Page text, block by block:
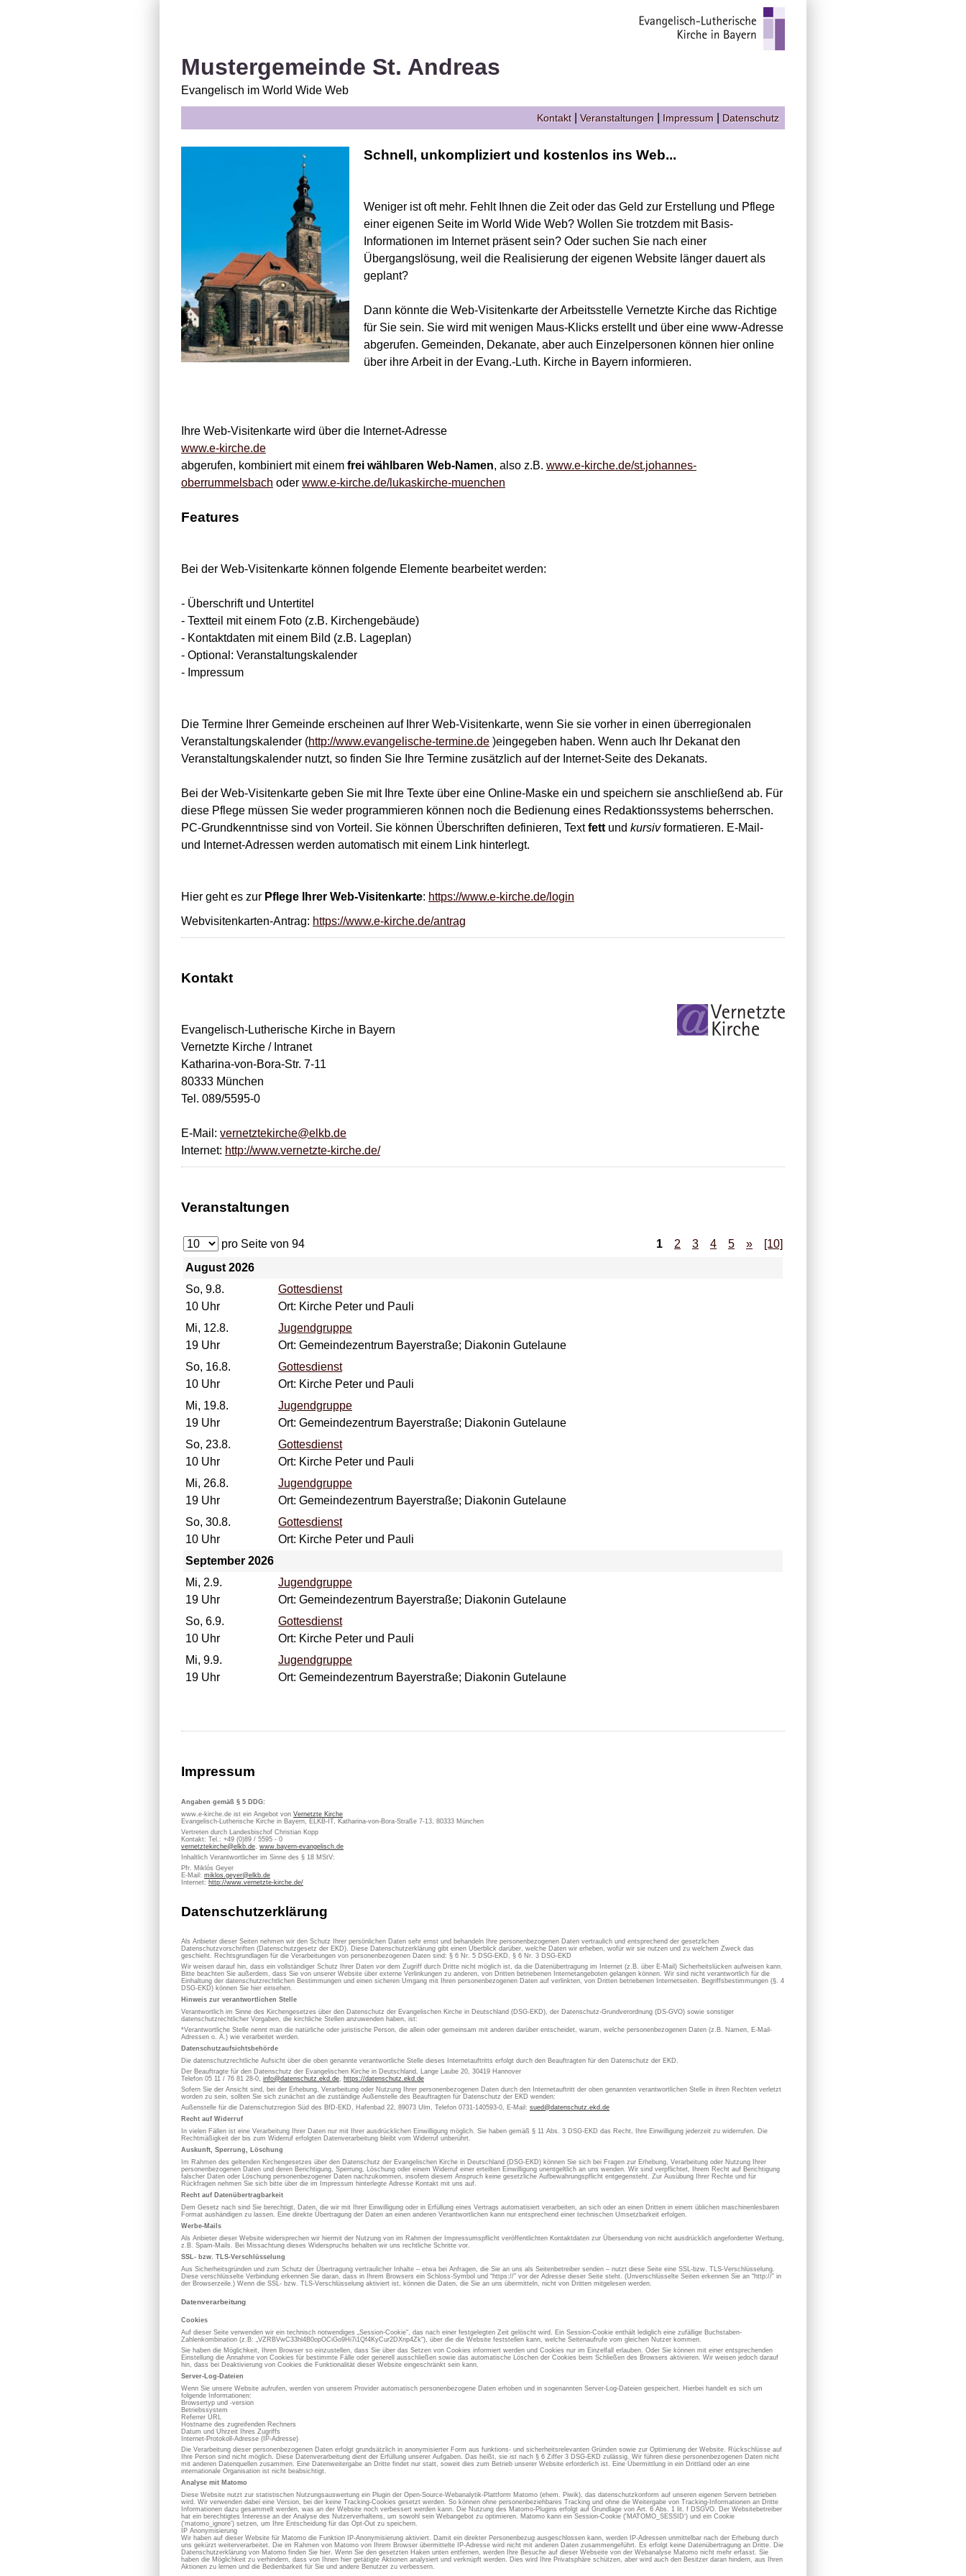
Mustergemeinde St. Andreas
Evangelisch im World Wide Web
Kontakt| Veranstaltungen Impressum Datenschutz
Schnell, unkompliziert und kostenlos ins Web...
Weniger ist oft mehr. Fehlt Ihnen die Zeit oder das Geld zur Erstellung und Pflege
einer eigenen Seite im World Wide Web? Wollen Sie trotzdem mit Basis-
Informationen im Internet präsent sein? Oder suchen Sie nach einer
Übergangslösung, weil die Realisierung der eigenen Website länger dauert als
geplant?
Dann könnte die Web-Visitenkarte der Arbeitsstelle Vernetzte Kirche das Richtige
für Sie sein. Sie wird mit wenigen Maus-Klicks erstellt und über eine www-Adresse
abgerufen. Gemeinden, Dekanate, aber auch Einzelpersonen können hier online
über ihre Arbeit in der Evang.-Luth. Kirche in Bayern informieren.
Ihre Web-Visitenkarte wird über die Internet-Adresse
www.e-kirche.de
abgerufen, kombiniert mit einem frei wählbaren Web-Namen, also z.B. www.e-kirche.de/st.johannes-
oberrummelsbach oder www.e-kirche.de/lukaskirche-muenchen
Features
Bei der Web-Visitenkarte können folgende Elemente bearbeitet werden:
- Überschrift und Untertitel
- Textteil mit einem Foto (z.B. Kirchengebäude)
- Kontaktdaten mit einem Bild (z.B. Lageplan)
- Optional: Veranstaltungskalender
- Impressum
Die Termine Ihrer Gemeinde erscheinen auf Ihrer Web-Visitenkarte, wenn Sie sie vorher in einen überregionalen
Veranstaltungskalender (http://www.evangelische-termine.de )eingegeben haben. Wenn auch Ihr Dekanat den
Veranstaltungskalender nutzt, so finden Sie Ihre Termine zusätzlich auf der Internet-Seite des Dekanats.
Bei der Web-Visitenkarte geben Sie mit Ihre Texte über eine Online-Maske ein und speichern sie anschließend ab. Für
diese Pflege müssen Sie weder programmieren können noch die Bedienung eines Redaktionssystems beherrschen.
PC-Grundkenntnisse sind von Vorteil. Sie können Überschriften definieren, Textfett und kursivformatieren. E-Mail-
und Internet-Adressen werden automatisch mit einem Link hinterlegt.
Hier geht es zur Pflege Ihrer Web-Visitenkarte: https://www.e-kirche.de/login
Webvisitenkarten-Antrag: https://www.e-kirche.de/antrag
Kontakt
Evangelisch-Lutherische Kirche in Bayern
Vernetzte Kirche / Intranet
Katharina-von-Bora-Str. 7-11
80333 München
Tel. 089/5595-0
E-Mail: vernetztekirche@elkb.de
Internet: http://www.vernetzte-kirche.de/
Veranstaltungen
pro Seite von 94 1 2 3 4 5 »
[10]
August 2026
So, 9.8.
10 Uhr
Gottesdienst
Ort: Kirche Peter und Pauli
Mi, 12.8.
19 Uhr
Jugendgruppe
Ort: Gemeindezentrum Bayerstraße; Diakonin Gutelaune
So, 16.8.
10 Uhr
Gottesdienst
Ort: Kirche Peter und Pauli
Mi, 19.8.
19 Uhr
Jugendgruppe
Ort: Gemeindezentrum Bayerstraße; Diakonin Gutelaune
So, 23.8.
10 Uhr
Gottesdienst
Ort: Kirche Peter und Pauli
Mi, 26.8.
19 Uhr
Jugendgruppe
Ort: Gemeindezentrum Bayerstraße; Diakonin Gutelaune
So, 30.8.
10 Uhr
Gottesdienst
Ort: Kirche Peter und Pauli
September 2026
Mi, 2.9.
19 Uhr
Jugendgruppe
Ort: Gemeindezentrum Bayerstraße; Diakonin Gutelaune
So, 6.9.
10 Uhr
Gottesdienst
Ort: Kirche Peter und Pauli
Mi, 9.9.
19 Uhr
Jugendgruppe
Ort: Gemeindezentrum Bayerstraße; Diakonin Gutelaune
Impressum
Angaben gemäß § 5 DDG:
www.e-kirche.de ist ein Angebot von Vernetzte Kirche
Evangelisch-Lutherische Kirche in Bayern, ELKB-IT, Katharina-von-Bora-Straße 7-13, 80333 München
Vertreten durch Landesbischof Christian Kopp
Kontakt: Tel.: +49 (0)89 / 5595 - 0
vernetztekirche@elkb.de, www.bayern-evangelisch.de
Inhaltlich Verantwortlicher im Sinne des § 18 MStV:
Pfr. Miklós Geyer
E-Mail: miklos.geyer@elkb.de
Internet: http://www.vernetzte-kirche.de/
Datenschutzerklärung
Als Anbieter dieser Seiten nehmen wir den Schutz Ihrer persönlichen Daten sehr ernst und behandeln Ihre personenbezogenen Daten vertraulich und entsprechend der gesetzlichen
Datenschutzvorschriften (Datenschutzgesetz der EKD). Diese Datenschutzerklärung gibt einen Überblick darüber, welche Daten wir erheben, wofür wir sie nutzen und zu welchem Zweck das
geschieht. Rechtsgrundlagen für die Verarbeitungen von personenbezogenen Daten sind: § 6 Nr. 5 DSG-EKD, § 6 Nr. 3 DSG-EKD
Wir weisen darauf hin, dass ein vollständiger Schutz Ihrer Daten vor dem Zugriff durch Dritte nicht möglich ist, da die Datenübertragung im Internet (z.B. über E-Mail) Sicherheitslücken aufweisen kann.
Bitte beachten Sie außerdem, dass Sie von unserer Website über externe Verlinkungen zu anderen, von Dritten betriebenen Internetangeboten gelangen können. Wir sind nicht verantwortlich für die
Einhaltung der datenschutzrechtlichen Bestimmungen und einen sicheren Umgang mit Ihren personenbezogenen Daten auf verlinkten, von Dritten betriebenen Internetseiten. Begriffsbestimmungen (§. 4
DSG-EKD) können Sie hier einsehen.
Hinweis zur verantwortlichen Stelle
Verantwortlich im Sinne des Kirchengesetzes über den Datenschutz der Evangelischen Kirche in Deutschland (DSG-EKD), der Datenschutz-Grundverordnung (DS-GVO) sowie sonstiger
datenschutzrechtlicher Vorgaben, die kirchliche Stellen anzuwenden haben, ist:
*Verantwortliche Stelle nennt man die natürliche oder juristische Person, die allein oder gemeinsam mit anderen darüber entscheidet, warum, welche personenbezogenen Daten (z.B. Namen, E-Mail-
Adressen o. Ä.) wie verarbeitet werden.
Datenschutzaufsichtsbehörde
Die datenschutzrechtliche Aufsicht über die oben genannte verantwortliche Stelle dieses Internetauftritts erfolgt durch den Beauftragten für den Datenschutz der EKD.
Der Beauftragte für den Datenschutz der Evangelischen Kirche in Deutschland, Lange Laube 20, 30419 Hannover
Telefon 05 11 / 76 81 28-0, info@datenschutz.ekd.de, https://datenschutz.ekd.de
Sofern Sie der Ansicht sind, bei der Erhebung, Verarbeitung oder Nutzung Ihrer personenbezogenen Daten durch den Internetauftritt der oben genannten verantwortlichen Stelle in ihren Rechten verletzt
worden zu sein, sollten Sie sich zunächst an die zuständige Außenstelle des Beauftragten für Datenschutz der EKD wenden:
Außenstelle für die Datenschutzregion Süd des BfD-EKD, Hafenbad 22, 89073 Ulm, Telefon 0731-140593-0, E-Mail: sued@datenschutz.ekd.de
Recht auf Widerruf
In vielen Fällen ist eine Verarbeitung Ihrer Daten nur mit Ihrer ausdrücklichen Einwilligung möglich. Sie haben gemäß § 11 Abs. 3 DSG-EKD das Recht, Ihre Einwilligung jederzeit zu widerrufen. Die
Rechtmäßigkeit der bis zum Widerruf erfolgten Datenverarbeitung bleibt vom Widerruf unberührt.
Auskunft, Sperrung, Löschung
Im Rahmen des geltenden Kirchengesetzes über den Datenschutz der Evangelischen Kirche in Deutschland (DSG-EKD) können Sie sich bei Fragen zur Erhebung, Verarbeitung oder Nutzung Ihrer
personenbezogenen Daten und deren Berichtigung, Sperrung, Löschung oder einem Widerruf einer erteilten Einwilligung unentgeltlich an uns wenden. Wir sind verpflichtet, Ihrem Recht auf Berichtigung
falscher Daten oder Löschung personenbezogener Daten nachzukommen, insofern diesem Anspruch keine gesetzliche Aufbewahrungspflicht entgegensteht. Zur Ausübung Ihrer Rechte und für
Rückfragen nehmen Sie sich bitte über die im Impressum hinterlegte Adresse Kontakt mit uns auf.
Recht auf Datenübertragbarkeit
Dem Gesetz nach sind Sie berechtigt, Daten, die wir mit Ihrer Einwilligung oder in Erfüllung eines Vertrags automatisiert verarbeiten, an sich oder an einen Dritten in einem üblichen maschinenlesbaren
Format aushändigen zu lassen. Eine direkte Übertragung der Daten an einen anderen Verantwortlichen kann nur entsprechend einer technischen Umsetzbarkeit erfolgen.
Werbe-Mails
Als Anbieter dieser Website widersprechen wir hiermit der Nutzung von im Rahmen der Impressumspflicht veröffentlichten Kontaktdaten zur Übersendung von nicht ausdrücklich angeforderter Werbung,
z.B. Spam-Mails. Bei Missachtung dieses Widerspruchs behalten wir uns rechtliche Schritte vor.
SSL- bzw. TLS-Verschlüsselung
Aus Sicherheitsgründen und zum Schutz der Übertragung vertraulicher Inhalte – etwa bei Anfragen, die Sie an uns als Seitenbetreiber senden – nutzt diese Seite eine SSL-bzw. TLS-Verschlüsselung.
Diese verschlüsselte Verbindung erkennen Sie daran, dass in Ihrem Browsers ein Schloss-Symbol und “https://” vor der Adresse dieser Seite steht. (Unverschlüsselte Seiten erkennen Sie an “http://” in
der Browserzeile.) Wenn die SSL- bzw. TLS-Verschlüsselung aktiviert ist, können die Daten, die Sie an uns übermitteln, nicht von Dritten mitgelesen werden.
Datenverarbeitung
Cookies
Auf dieser Seite verwenden wir ein technisch notwendiges „Session-Cookie“, das nach einer festgelegten Zeit gelöscht wird. Ein Session-Cookie enthält lediglich eine zufällige Buchstaben-
Zahlenkombination (z.B: „VZRBVwC33hl4B0opOCiGo9Hi7i1Qf4KyCur2DXnp4Zk“), über die die Website feststellen kann, welche Seitenaufrufe vom gleichen Nutzer kommen.
Sie haben die Möglichkeit, Ihren Browser so einzustellen, dass Sie über das Setzen von Cookies informiert werden und Cookies nur im Einzelfall erlauben. Oder Sie können mit einer entsprechenden
Einstellung die Annahme von Cookies für bestimmte Fälle oder generell ausschließen sowie das automatische Löschen der Cookies beim Schließen des Browsers aktivieren. Wir weisen jedoch darauf
hin, dass bei Deaktivierung von Cookies die Funktionalität dieser Website eingeschränkt sein kann.
Server-Log-Dateien
Wenn Sie unsere Website aufrufen, werden von unserem Provider automatisch personenbezogene Daten erhoben und in sogenannten Server-Log-Dateien gespeichert. Hierbei handelt es sich um
folgende Informationen:
Browsertyp und -version
Betriebssystem
Referrer URL
Hostname des zugreifenden Rechners
Datum und Uhrzeit Ihres Zugriffs
Internet-Protokoll-Adresse (IP-Adresse)
Die Verarbeitung dieser personenbezogenen Daten erfolgt grundsätzlich in anonymisierter Form aus funktions- und sicherheitsrelevanten Gründen sowie zur Optimierung der Website. Rückschlüsse auf
Ihre Person sind nicht möglich. Diese Datenverarbeitung dient der Erfüllung unserer Aufgaben. Das heißt, sie ist nach § 6 Ziffer 3 DSG-EKD zulässig. Wir führen diese personenbezogenen Daten nicht
mit anderen Datenquellen zusammen. Eine Datenweitergabe an Dritte findet nur statt, soweit dies zum Betrieb unserer Website erforderlich ist. Eine Übermittlung in ein Drittland oder an eine
internationale Organisation ist nicht beabsichtigt.
Analyse mit Matomo
Diese Website nutzt zur statistischen Nutzungsauswertung ein Plugin der Open-Source-Webanalytik-Plattform Matomo (ehem. Piwik), das datenschutzkonform auf unseren eigenen Servern betrieben
wird. Wir verwenden dabei eine Version, bei der keine Tracking-Cookies gesetzt werden. So können ohne personenbeziehbares Tracking und ohne die Weitergabe von Tracking-Informationen an Dritte
Informationen dazu gesammelt werden, was an der Website noch verbessert werden kann. Die Nutzung des Matomo-Plugins erfolgt auf Grundlage von Art. 6 Abs. 1 lit. f DSGVO. Der Websitebetreiber
hat ein berechtigtes Interesse an der Analyse des Nutzerverhaltens, um sowohl sein Webangebot zu optimieren. Matomo kann ein Session-Cookie ('MATOMO_SESSID') und ein Cookie
('matomo_ignore') setzen, um Ihre Entscheidung für das Opt-Out zu speichern.
IP Anonymisierung
Wir haben auf dieser Website für Matomo die Funktion IP-Anonymisierung aktiviert. Damit ein direkter Personenbezug ausgeschlossen kann, werden IP-Adressen unmittelbar nach der Erhebung durch
uns gekürzt weiterverarbeitet. Die im Rahmen von Matomo von Ihrem Browser übermittelte IP-Adresse wird nicht mit anderen Daten zusammengeführt. Es erfolgt keine Datenübertragung an Dritte. Die
Datenschutzerklärung von Matomo finden Sie hier. Wenn Sie den gesetzten Haken unten entfernen, werden Ihre Besuche auf dieser Webseite von der Webanalyse Matomo nicht mehr erfasst. Sie
haben die Möglichkeit zu verhindern, dass von Ihnen hier getätigte Aktionen analysiert und verknüpft werden. Dies wird Ihre Privatsphäre schützen, aber wird auch den Besitzer daran hindern, aus Ihren
Aktionen zu lernen und die Bedienbarkeit für Sie und andere Benutzer zu verbessern.